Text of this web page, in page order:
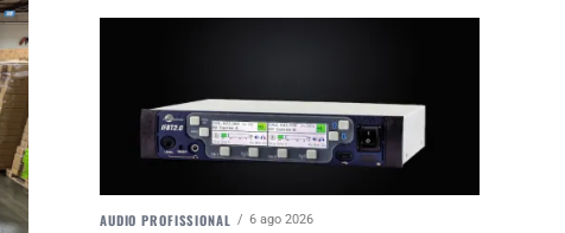
AUDIO PROFISSIONAL 6 ago 2026